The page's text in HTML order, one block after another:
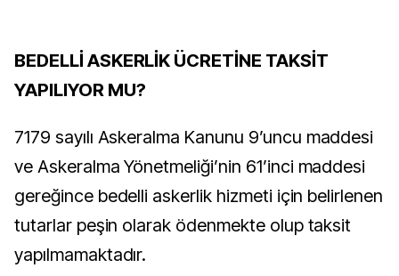
BEDELLİ ASKERLİK ÜCRETİNE TAKSİT
YAPILIYOR MU?
7179 sayılı Askeralma Kanunu 9’uncu maddesi
ve Askeralma Yönetmeliği’nin 61’inci maddesi
gereğince bedelli askerlik hizmeti için belirlenen
tutarlar peşin olarak ödenmekte olup taksit
yapılmamaktadır.